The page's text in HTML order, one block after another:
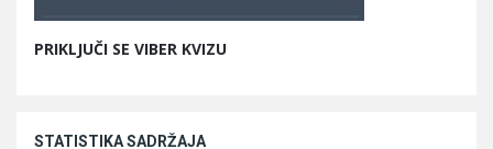
PRIKLJUČI SE VIBER KVIZU
STATISTIKA SADRŽAJA